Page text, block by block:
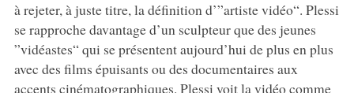
à rejeter, à juste titre, la définition d’”artiste vidéo“. Plessi
se rapproche davantage d’un sculpteur que des jeunes
”vidéastes“ qui se présentent aujourd’hui de plus en plus
avec des films épuisants ou des documentaires aux
accents cinématographiques. Plessi voit la vidéo comme